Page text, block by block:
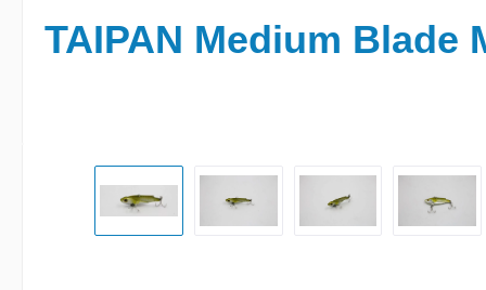
TAIPAN Medium Blade
Bildergalerie überspringen